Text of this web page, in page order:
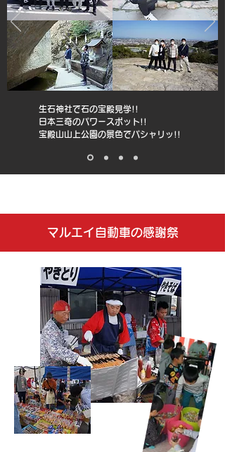
生石神社で石の宝殿見学!!
日本三奇のパワースポット!!
宝殿山山上公園の景色でパシャリッ!!
マルエイ自動車の感謝祭